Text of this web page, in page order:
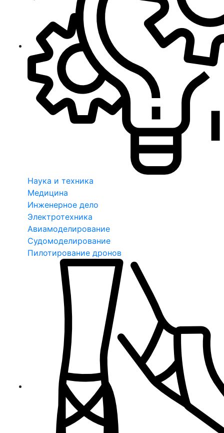
Наука и техника
Медицина
Инженерное дело
Электротехника
Авиамоделирование
Судомоделирование
Пилотирование дронов